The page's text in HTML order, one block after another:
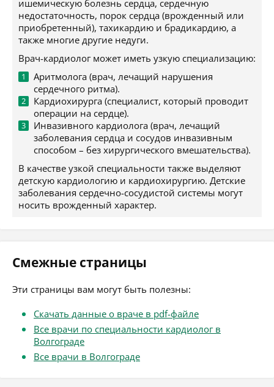
ишемическую болезнь сердца, сердечную
недостаточность, порок сердца (врожденный или
приобретенный), тахикардию и брадикардию, а
также многие другие недуги.
Врач-кардиолог может иметь узкую специализацию:
Аритмолога (врач, лечащий нарушения
сердечного ритма).
Кардиохирурга (специалист, который проводит
операции на сердце).
Инвазивного кардиолога (врач, лечащий
заболевания сердца и сосудов инвазивным
способом – без хирургического вмешательства).
В качестве узкой специальности также выделяют
детскую кардиологию и кардиохирургию. Детские
заболевания сердечно-сосудистой системы могут
носить врожденный характер.
Смежные страницы
Эти страницы вам могут быть полезны:
Скачать данные о враче в pdf-файле
Все врачи по специальности кардиолог в
Волгограде
Все врачи в Волгограде